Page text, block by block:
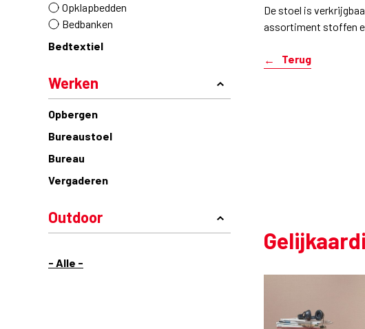
- Alle -
Opklapbedden
Bedbanken
Bedtextiel
Werken
Opbergen
Bureaustoel
Bureau
Vergaderen
Outdoor
De stoel is
assortiment stoffen
Terug